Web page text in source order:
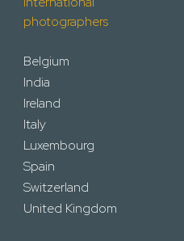
photographers
Belgium
India
Ireland
Italy
Luxembourg
Spain
Switzerland
United Kingdom